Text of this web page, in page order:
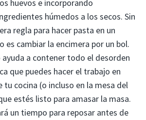
huevos e incorporando
húmedos a los secos. Sin
regla para hacer pasta en un
es cambiar la encimera por un bol.
a contener todo el desorden
que puedes hacer el trabajo en
tu cocina (o incluso en la mesa del
estés listo para amasar la masa.
un tiempo para reposar antes de